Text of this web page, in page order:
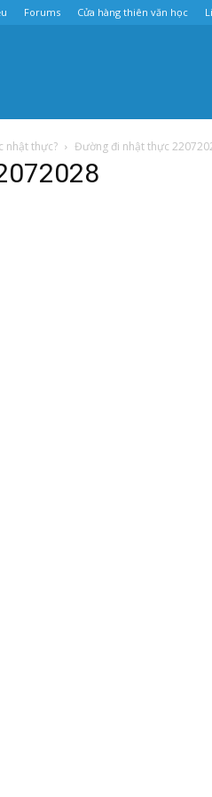
Forums Cửa hàng thiên văn học
nhật thực? Đường đi nhật thực